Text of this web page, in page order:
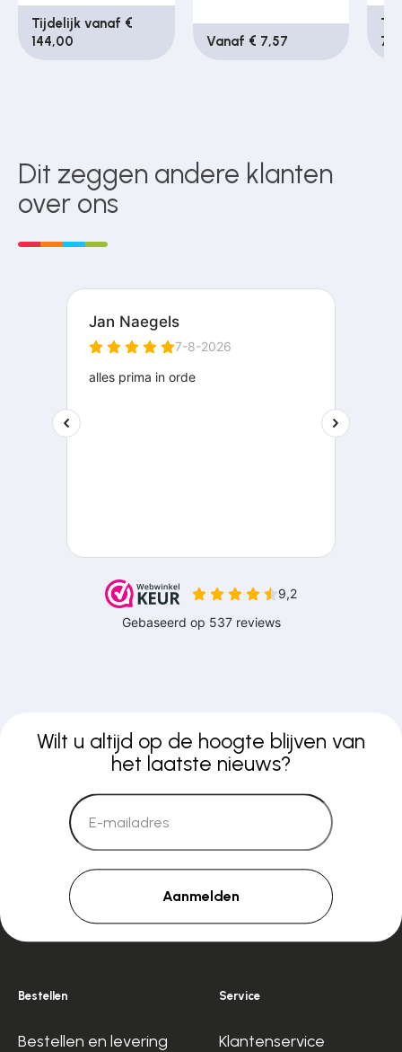
Tijdelijk vanaf €
144,00
Vanaf € 7,57
Dit zeggen andere klanten
over ons
Wilt u altijd op de hoogte blijven van
het laatste nieuws?
Aanmelden
Bestellen
Bestellen en levering
Service
Klantenservice